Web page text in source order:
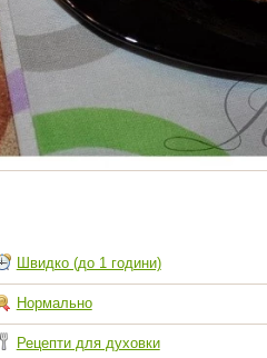
Швидко (до 1 години)
Нормально
Рецепти для духовки